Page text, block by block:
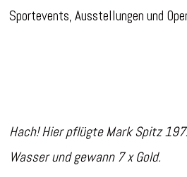
Sportevents, Ausstellungen und
Hach! Hier pflügte Mark Spitz
Wasser und gewann 7 x Gold.